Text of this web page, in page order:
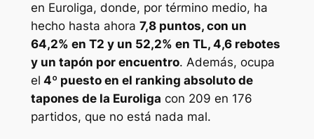
en Euroliga, donde, por término medio, ha
hecho hasta ahora 7,8 puntos, con un
64,2% en T2 y un 52,2% en TL, 4,6 rebotes
y un tapón por encuentro. Además, ocupa
el 4º puesto en el ranking absoluto de
tapones de la Euroliga con 209 en 176
partidos, que no está nada mal.